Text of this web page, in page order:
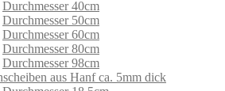
Durchmesser 40cm
Durchmesser 50cm
Durchmesser 60cm
Durchmesser 80cm
Durchmesser 98cm
aus Hanf ca. 5mm dick